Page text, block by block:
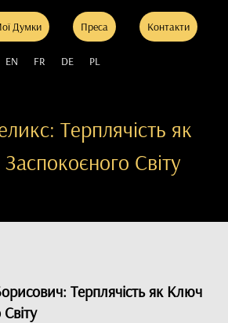
Думки Преса Контакти
EN FR DE PL
Терплячість як
Світу
Терплячість як Ключ